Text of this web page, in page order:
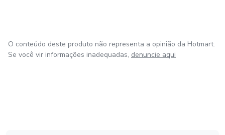
O conteúdo deste produto não representa a opinião da Hotmart.
Se você vir informações inadequadas, denuncie aqui